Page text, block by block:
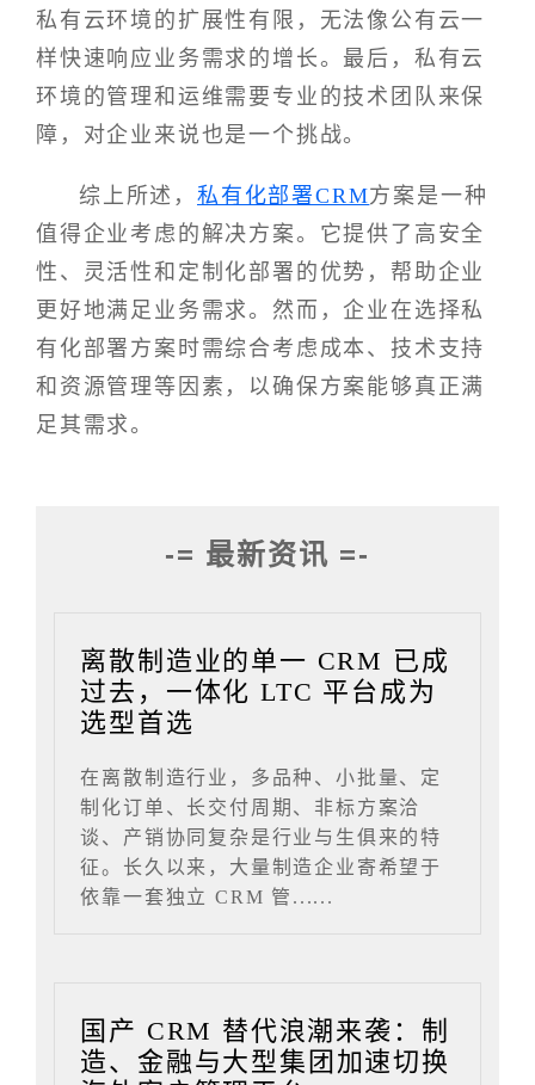
私有云环境的扩展性有限，无法像公有云一
样快速响应业务需求的增长。最后，私有云
环境的管理和运维需要专业的技术团队来保
障，对企业来说也是一个挑战。
综上所述， 私有化部署CRM方案是一种
值得企业考虑的解决方案。它提供了高安全
性、灵活性和定制化部署的优势，帮助企业
更好地满足业务需求。然而，企业在选择私
有化部署方案时需综合考虑成本、技术支持
和资源管理等因素，以确保方案能够真正满
足其需求。
-= 最新资讯 =-
离散制造业的单一 CRM 已成
过去，一体化 LTC 平台成为
选型首选
在离散制造行业，多品种、小批量、定
制化订单、长交付周期、非标方案洽
谈、产销协同复杂是行业与生俱来的特
征。长久以来，大量制造企业寄希望于
依靠一套独立 CRM 管......
国产 CRM 替代浪潮来袭：制
造、金融与大型集团加速切换